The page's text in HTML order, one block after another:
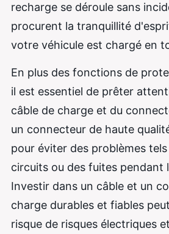
recharge se déroule sans
procurent la tranquillité
votre véhicule est chargé en
En plus des fonctions de
il est essentiel de prêter
câble de charge et du
un connecteur de haute
pour éviter des problèmes
circuits ou des fuites pendant
Investir dans un câble et un
charge durables et fiables
risque de risques électriques